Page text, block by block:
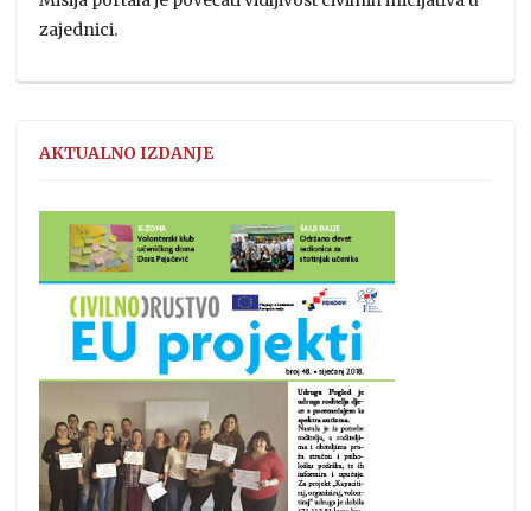
zajednici.
AKTUALNO IZDANJE